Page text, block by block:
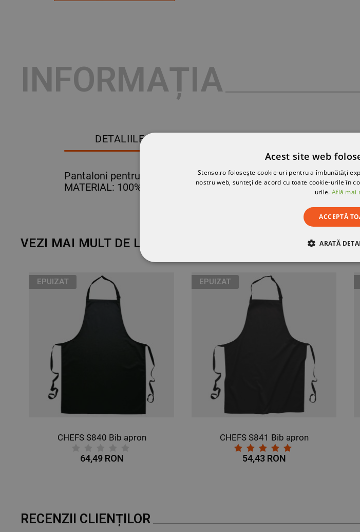
INFORMAȚIA
DETALIILE PRODUSULUI
Pantaloni pentru bucătar cu elastic și șireturi.
MATERIAL: 100% bumbac, 190 g/m²
VEZI MAI MULT DE LA MARCA
EPUIZAT
CHEFS S840 Bib apron
64,49 RON
EPUIZAT
CHEFS S841 Bib apron
54,43 RON
RECENZII CLIENȚILOR
Acest site web
Stenso.ro folosește cookie-uri pentru a îmbunătăți
nostru web, sunteți de acord cu toate cookie-urile în
urile. Află mai
ACCEPTĂ
ARATĂ
NECLASIFICATE